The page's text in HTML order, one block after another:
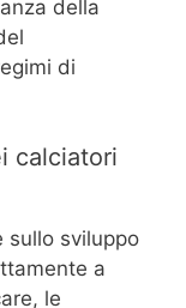
della
di
calciatori
sullo sviluppo
a
le